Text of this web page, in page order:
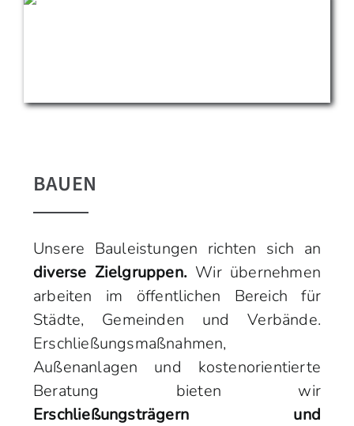
BAUEN
Unsere Bauleistungen richten sich an
diverse Zielgruppen. Wir übernehmen
arbeiten im öffentlichen Bereich für
Städte, Gemeinden und Verbände.
Erschließungsmaßnahmen,
Außenanlagen und kostenorientierte
Beratung bieten wir
Erschließungsträgern und